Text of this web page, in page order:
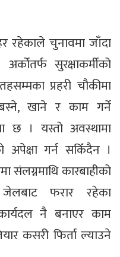
रहेकाले चुनावमा जाँदा
सुरक्षाकर्मीको
प्रहरी चौकीमा
बस्ने, खाने र काम गर्ने
छ । यस्तो अवस्थामा
अपेक्षा गर्न सकिँदैन ।
संलग्नमाथि कारबाहीको
फरार रहेका
नै बनाएर काम
कसरी फिर्ता ल्याउने